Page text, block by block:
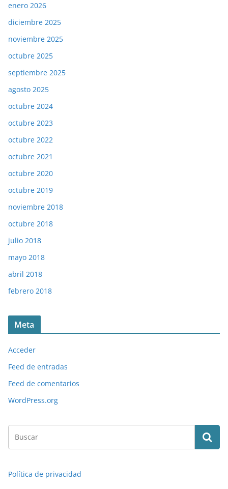
enero 2026
diciembre 2025
noviembre 2025
octubre 2025
septiembre 2025
agosto 2025
octubre 2024
octubre 2023
octubre 2022
octubre 2021
octubre 2020
octubre 2019
noviembre 2018
octubre 2018
julio 2018
mayo 2018
abril 2018
febrero 2018
Meta
Acceder
Feed de entradas
Feed de comentarios
WordPress.org
Política de privacidad